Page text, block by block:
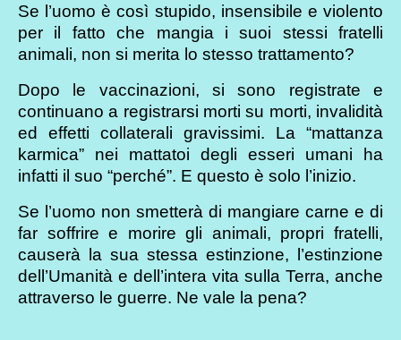
Se l’uomo è così stupido, insensibile e violento
per il fatto che mangia i suoi stessi fratelli
animali, non si merita lo stesso trattamento?
Dopo le vaccinazioni, si sono registrate e
continuano a registrarsi morti su morti, invalidità
ed effetti collaterali gravissimi. La “mattanza
karmica” nei mattatoi degli esseri umani ha
infatti il suo “perché”. E questo è solo l’inizio.
Se l’uomo non smetterà di mangiare carne e di
far soffrire e morire gli animali, propri fratelli,
causerà la sua stessa estinzione, l’estinzione
dell’Umanità e dell’intera vita sulla Terra, anche
attraverso le guerre. Ne vale la pena?